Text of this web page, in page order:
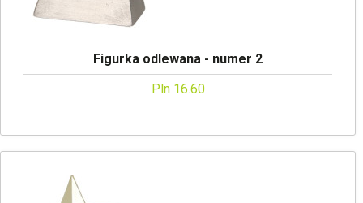
Figurka odlewana - numer 2
Pln 16.60